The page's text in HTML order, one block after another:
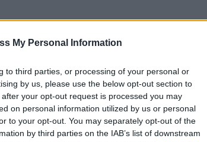
My Personal Information
to third parties, or processing of your personal or
by us, please use the below opt-out section to
your opt-out request is processed you may
on personal information utilized by us or personal
to your opt-out. You may separately opt-out of the
by third parties on the IAB’s list of downstream